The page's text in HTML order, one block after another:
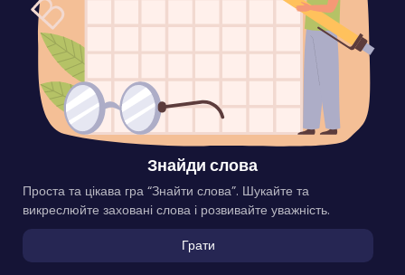
Знайди слова
Проста та цікава гра “Знайти слова”. Шукайте та
викреслюйте заховані слова і розвивайте уважність.
Грати